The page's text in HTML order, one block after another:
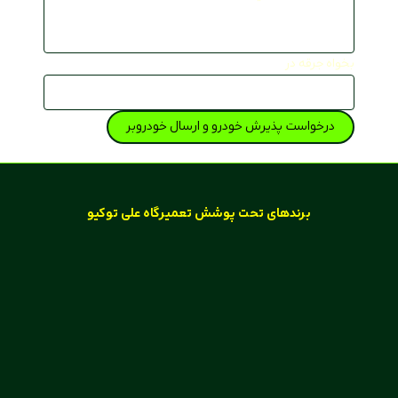
بخواه جرقه در
درخواست پذیرش خودرو و ارسال خودروبر
برند‌های تحت پوشش تعمیرگاه علی توکیو